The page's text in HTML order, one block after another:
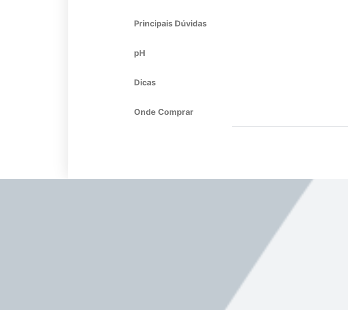
Principais Dúvidas
pH
Dicas
Onde Comprar